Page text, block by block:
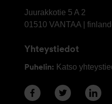
OY
Armatec
AB
Juurakkotie 5 A 2
01510 VANTAA |
Yhteystiedot
Puhelin: Katso